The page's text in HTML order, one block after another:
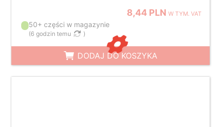
8,44 PLNW TYM. VAT
50+ części w magazynie
(6 godzin temu )
DODAJ DO KOSZYKA